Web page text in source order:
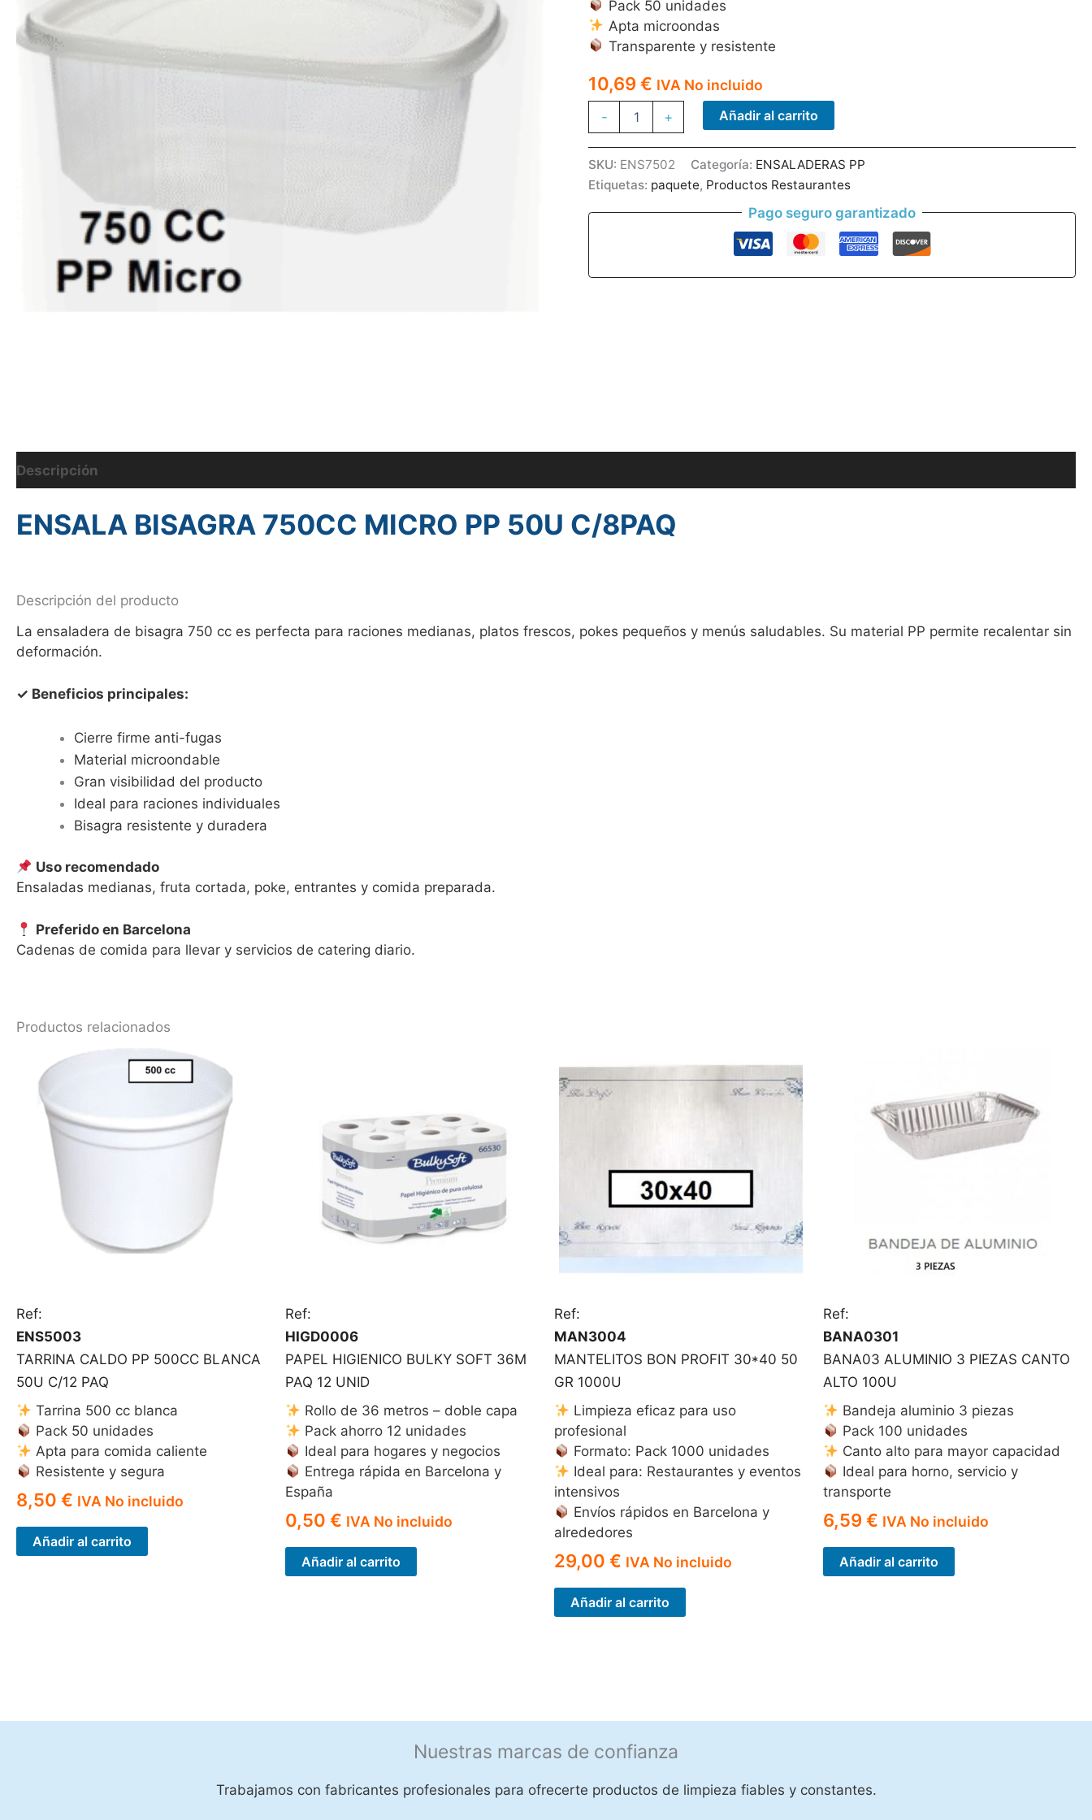
Pack 50 unidades
Apta microondas
Transparente y resistente
10,69€ IVA No incluido
-
BISAGRA
MICRO
PP
50U
+ Añadir al carrito
SKU: ENS7502 Categoría: ENSALADERAS PP
Etiquetas: paquete, Productos Restaurantes
Pago seguro garantizado
Descripción
ENSALA BISAGRA 750CC MICRO PP 50U C/8PAQ
Descripción del producto
La ensaladera de bisagra 750 cc es perfecta para raciones medianas, platos frescos, pokes pequeños y menús saludables. Su material PP permite recalentar sin
deformación.
✓ Beneficios principales:
Cierre firme anti-fugas
Material microondable
Gran visibilidad del producto
Ideal para raciones individuales
Bisagra resistente y duradera
Uso recomendado
Ensaladas medianas, fruta cortada, poke, entrantes y comida preparada.
Preferido en Barcelona
Cadenas de comida para llevar y servicios de catering diario.
Productos relacionados
Ref:
ENS5003
TARRINA CALDO PP 500CC BLANCA
50U C/12 PAQ
Tarrina 500 cc blanca
Pack 50 unidades
Apta para comida caliente
Resistente y segura
8,50 € IVA No incluido
Añadir al carrito
Ref:
HIGD0006
PAPEL HIGIENICO BULKY SOFT 36M
PAQ 12 UNID
Rollo de 36 metros – doble capa
Pack ahorro 12 unidades
Ideal para hogares y negocios
Entrega rápida en Barcelona y
España
0,50 € IVA No incluido
Añadir al carrito
Ref:
MAN3004
MANTELITOS BON PROFIT 30*40 50
GR 1000U
Limpieza eficaz para uso
profesional
Formato: Pack 1000 unidades
Ideal para: Restaurantes y eventos
intensivos
Envíos rápidos en Barcelona y
alrededores
29,00 € IVA No incluido
Añadir al carrito
Ref:
BANA0301
BANA03 ALUMINIO 3 PIEZAS CANTO
ALTO 100U
Bandeja aluminio 3 piezas
Pack 100 unidades
Canto alto para mayor capacidad
Ideal para horno, servicio y
transporte
6,59 € IVA No incluido
Añadir al carrito
Nuestras marcas de confianza
Trabajamos con fabricantes profesionales para ofrecerte productos de limpieza fiables y constantes.